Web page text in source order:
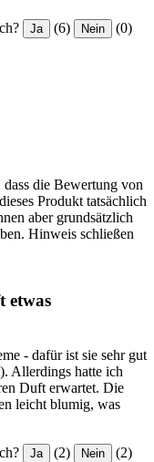
Ja (6) Nein (0)
die Bewertung von
Produkt tatsächlich
aber grundsätzlich
Hinweis schließen
etwas
- dafür ist sie sehr gut
Allerdings hatte ich
Duft erwartet. Die
leicht blumig, was
Ja (2) Nein (2)